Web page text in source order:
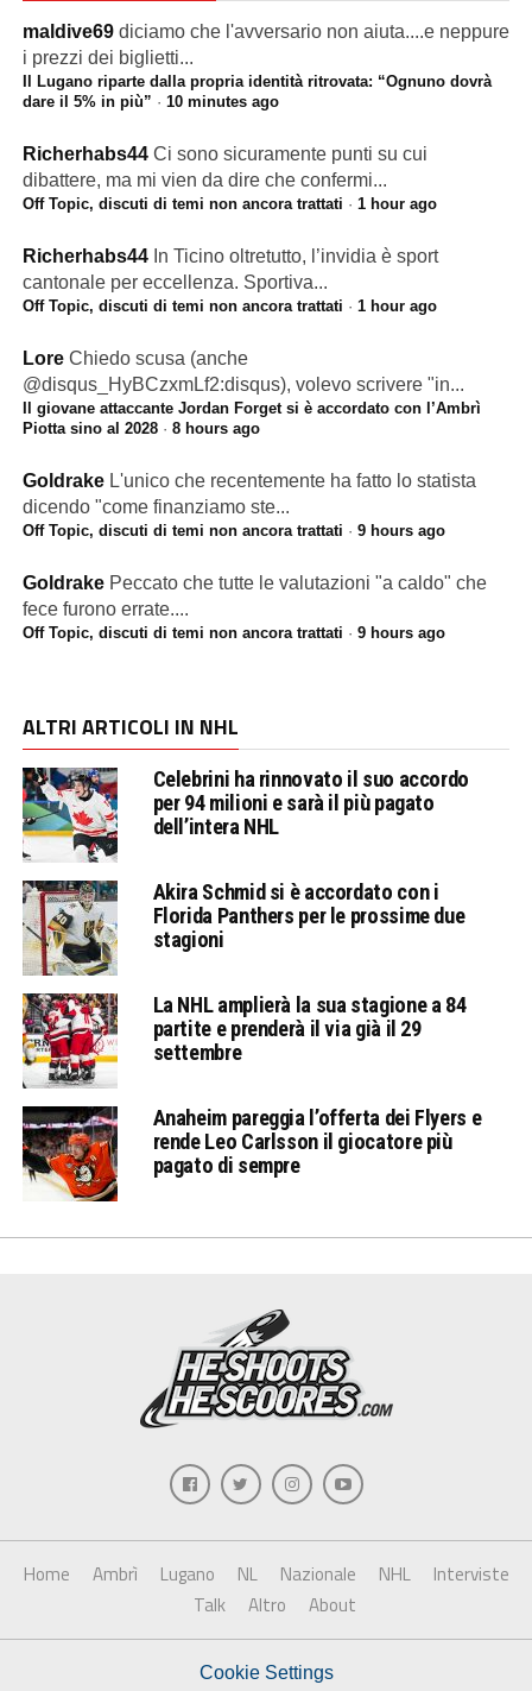
maldive69 diciamo che l'avversario non aiuta....e neppure
i prezzi dei biglietti...
Il Lugano riparte dalla propria identità ritrovata: “Ognuno dovrà
dare il 5% in più” · 10 minutes ago
Richerhabs44 Ci sono sicuramente punti su cui
dibattere, ma mi vien da dire che confermi...
Off Topic, discuti di temi non ancora trattati · 1 hour ago
Richerhabs44 In Ticino oltretutto, l’invidia è sport
cantonale per eccellenza. Sportiva...
Off Topic, discuti di temi non ancora trattati · 1 hour ago
Lore Chiedo scusa (anche
@disqus_HyBCzxmLf2:disqus), volevo scrivere "in...
Il giovane attaccante Jordan Forget si è accordato con l’Ambrì
Piotta sino al 2028· 8 hours ago
Goldrake L'unico che recentemente ha fatto lo statista
dicendo "come finanziamo ste...
Off Topic, discuti di temi non ancora trattati · 9 hours ago
Goldrake Peccato che tutte le valutazioni "a caldo" che
fece furono errate....
Off Topic, discuti di temi non ancora trattati · 9 hours ago
ALTRI ARTICOLI IN NHL
Celebrini ha rinnovato il suo accordo
per 94 milioni e sarà il più pagato
dell’intera NHL
Akira Schmid si è accordato con i
Florida Panthers per le prossime due
stagioni
La NHL amplierà la sua stagione a 84
partite e prenderà il via già il 29
settembre
Anaheim pareggia l’offerta dei Flyers e
rende Leo Carlsson il giocatore più
pagato di sempre
Home Ambrì Lugano NL Nazionale NHL
Interviste
Talk
Altro About
Cookie Settings